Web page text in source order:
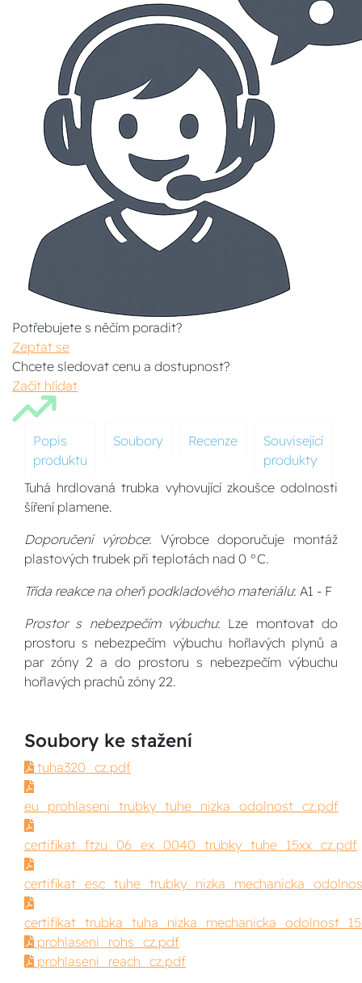
Potřebujete s něčím poradit?
Zeptat se
Chcete sledovat cenu a dostupnost?
Začít hlídat
Popis
produktu
Soubory Recenze
Související
produkty
Tuhá hrdlovaná trubka vyhovující zkoušce odolnosti
šíření plamene.
Doporučení výrobce: Výrobce doporučuje montáž
plastových trubek při teplotách nad 0 °C.
Třída reakce na oheň podkladového materiálu: A1 - F
Prostor s nebezpečím výbuchu: Lze montovat do
prostoru s nebezpečím výbuchu hořlavých plynů a
par zóny 2 a do prostoru s nebezpečím výbuchu
hořlavých prachů zóny 22.
Soubory ke stažení
tuha320_cz.pdf
eu_prohlaseni_trubky_tuhe_nizka_odolnost_cz.pdf
certifikat_ftzu_06_ex_0040_trubky_tuhe_15xx_cz.pdf
prohlaseni_rohs_cz.pdf
prohlaseni_reach_cz.pdf